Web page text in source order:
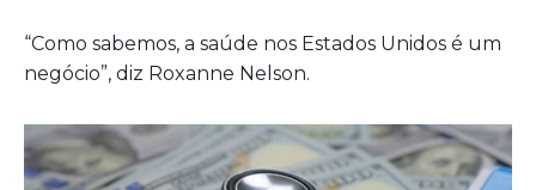
“Como sabemos, a saúde nos Estados Unidos é um
negócio”, diz Roxanne Nelson.